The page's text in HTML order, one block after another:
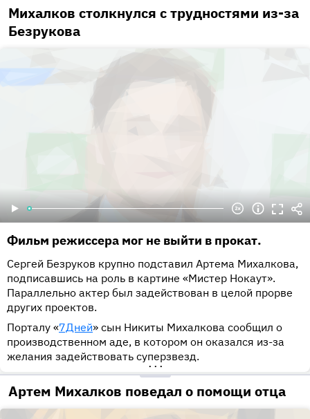
Михалков столкнулся с трудностями из-за
Безрукова
Фильм режиссера мог не выйти в прокат.
Сергей Безруков крупно подставил Артема Михалкова,
подписавшись на роль в картине «Мистер Нокаут».
Параллельно актер был задействован в целой прорве
других проектов.
Порталу «7Дней» сын Никиты Михалкова сообщил о
производственном аде, в котором он оказался из-за
желания задействовать суперзвезд.
•••
Артем Михалков поведал о помощи отца